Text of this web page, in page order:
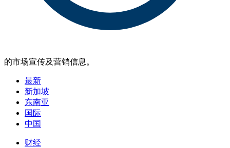
的市场宣传及营销信息。
最新
新加坡
东南亚
国际
中国
财经